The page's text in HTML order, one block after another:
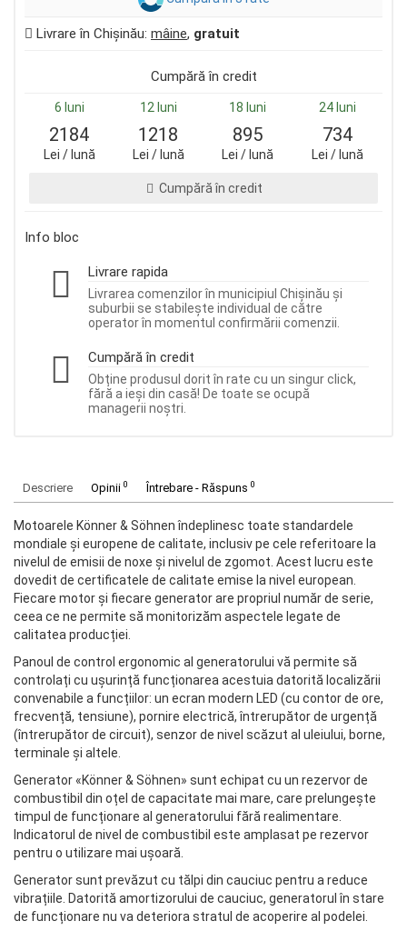
Livrare în Chișinău: mâine, gratuit
Cumpără în credit
6 luni 12 luni 18 luni 24 luni
2184
Lei / lună
1218
Lei / lună
895
Lei / lună
734
Lei / lună
Cumpără în credit
Info bloc
Livrare rapida
Livrarea comenzilor în municipiul Chișinău și
suburbii se stabilește individual de către
operator în momentul confirmării comenzii.
Cumpără în credit
Obține produsul dorit în rate cu un singur click,
fără a ieși din casă! De toate se ocupă
managerii noștri.
Descriere Opinii 0 Întrebare - Răspuns 0
Motoarele Könner & Söhnen îndeplinesc toate standardele
mondiale și europene de calitate, inclusiv pe cele referitoare la
nivelul de emisii de noxe și nivelul de zgomot. Acest lucru este
dovedit de certificatele de calitate emise la nivel european.
Fiecare motor și fiecare generator are propriul număr de serie,
ceea ce ne permite să monitorizăm aspectele legate de
calitatea producției.
Panoul de control ergonomic al generatorului vă permite să
controlați cu ușurință funcționarea acestuia datorită localizării
convenabile a funcțiilor: un ecran modern LED (cu contor de ore,
frecvență, tensiune), pornire electrică, întrerupător de urgență
(întrerupător de circuit), senzor de nivel scăzut al uleiului, borne,
terminale și altele.
Generator «Könner & Söhnen» sunt echipat cu un rezervor de
combustibil din oțel de capacitate mai mare, care prelungește
timpul de funcționare al generatorului fără realimentare.
Indicatorul de nivel de combustibil este amplasat pe rezervor
pentru o utilizare mai ușoară.
Generator sunt prevăzut cu tălpi din cauciuc pentru a reduce
vibrațiile. Datorită amortizorului de cauciuc, generatorul în stare
de funcționare nu va deteriora stratul de acoperire al podelei.